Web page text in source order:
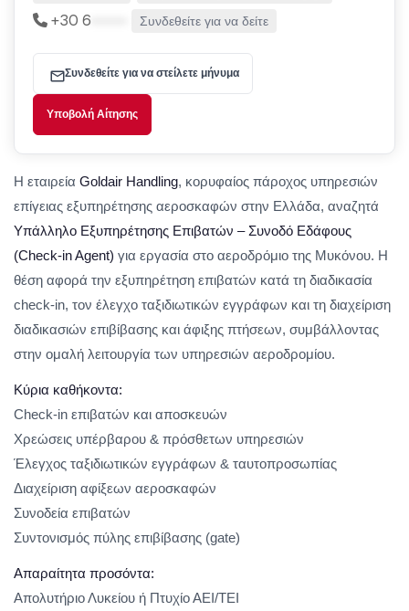
+30 6 Συνδεθείτε για να δείτε
Συνδεθείτε για να στείλετε μήνυμα
Υποβολή Αίτησης
Η εταιρεία Goldair Handling, κορυφαίος πάροχος υπηρεσιών
επίγειας εξυπηρέτησης αεροσκαφών στην Ελλάδα, αναζητά
Υπάλληλο Εξυπηρέτησης Επιβατών – Συνοδό Εδάφους
(Check-in Agent) για εργασία στο αεροδρόμιο της Μυκόνου. Η
θέση αφορά την εξυπηρέτηση επιβατών κατά τη διαδικασία
check-in, τον έλεγχο ταξιδιωτικών εγγράφων και τη διαχείριση
διαδικασιών επιβίβασης και άφιξης πτήσεων, συμβάλλοντας
στην ομαλή λειτουργία των υπηρεσιών αεροδρομίου.
Κύρια καθήκοντα:
Check-in επιβατών και αποσκευών
Χρεώσεις υπέρβαρου & πρόσθετων υπηρεσιών
Έλεγχος ταξιδιωτικών εγγράφων & ταυτοπροσωπίας
Διαχείριση αφίξεων αεροσκαφών
Συνοδεία επιβατών
Συντονισμός πύλης επιβίβασης (gate)
Απαραίτητα προσόντα:
Απολυτήριο Λυκείου ή Πτυχίο ΑΕΙ/ΤΕΙ